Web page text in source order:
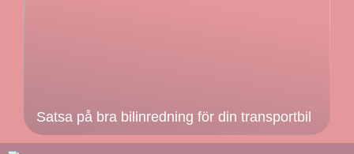
Satsa på bra bilinredning för din transportbil